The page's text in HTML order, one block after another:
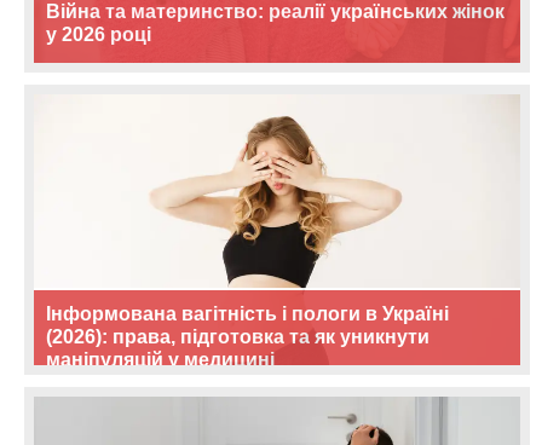
Війна та материнство: реалії українських жінок
у 2026 році
Інформована вагітність і пологи в Україні
(2026): права, підготовка та як уникнути
маніпуляцій у медицині